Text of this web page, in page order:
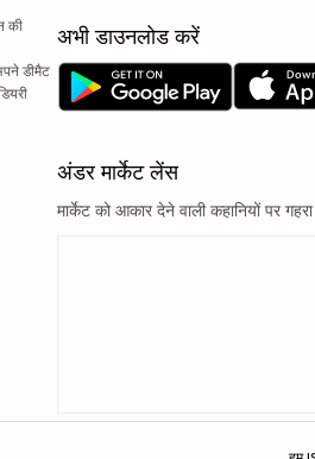
की
डीमैट
अभी डाउनलोड करें
अंडर मार्केट लेंस
मार्केट को आकार देने वाली कहानियों पर